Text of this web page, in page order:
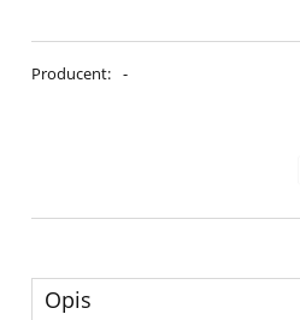
Producent: -
Opis